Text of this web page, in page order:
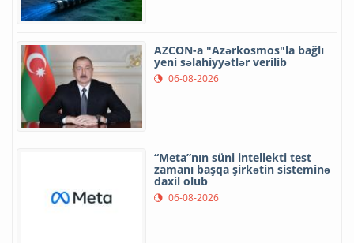
AZCON-a "Azərkosmos"la bağlı
yeni səlahiyyətlər verilib
06-08-2026
“Meta”nın süni intellekti test
zamanı başqa şirkətin sisteminə
daxil olub
06-08-2026